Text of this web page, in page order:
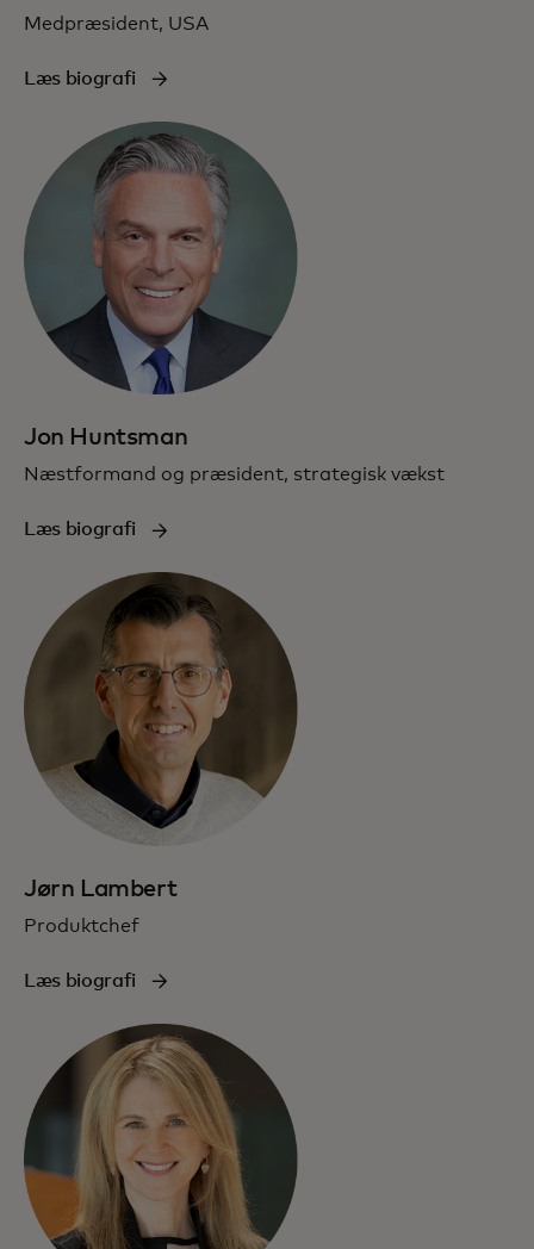
Medpræsident, USA
Læs biografi
Jon Huntsman
Næstformand og præsident, strategisk vækst
Læs biografi
Jørn Lambert
Produktchef
Læs biografi